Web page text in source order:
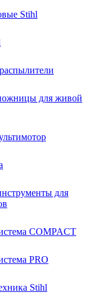
Stihl
для живой
для
COMPACT
PRO
Stihl